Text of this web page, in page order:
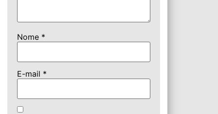
Nome *
E-mail *